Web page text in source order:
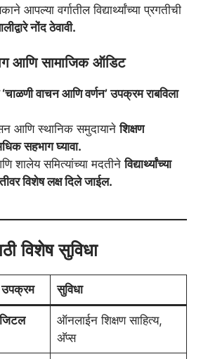
आपल्या वर्गातील विद्यार्थ्यांच्या प्रगतीची
नोंद ठेवावी.
आणि सामाजिक ऑडिट
वाचन आणि वर्णन’ उपक्रम राबविला
आणि स्थानिक समुदायानेशिक्षण
सहभाग घ्यावा.
शालेय समित्यांच्या मदतीनेविद्यार्थ्यांच्या
विशेष लक्ष दिले जाईल.
विशेष सुविधा
उपक्रम सुविधा
ऑनलाईन शिक्षण साहित्य,
अ‍ॅप्स